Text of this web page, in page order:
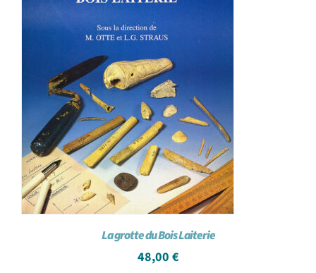
La grotte du Bois Laiterie
48,00 €